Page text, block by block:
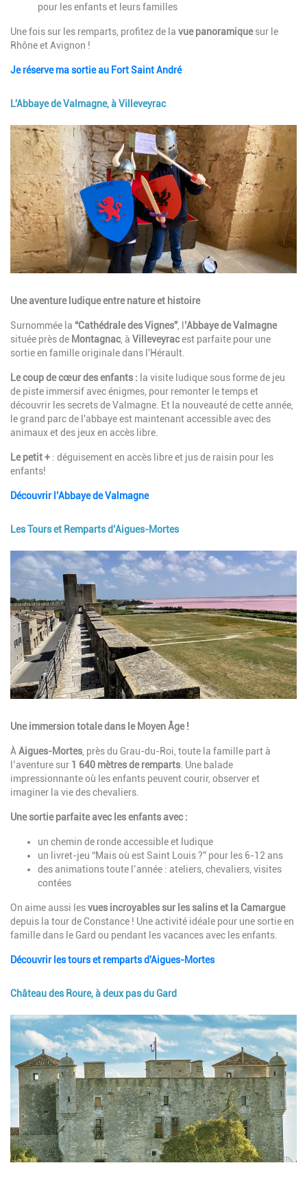
pour les enfants et leurs familles
Une fois sur les remparts, profitez de la vue panoramiquesur le
Rhône et Avignon !
Je réserve ma sortie au Fort Saint André
L'Abbaye de Valmagne, à Villeveyrac
Image
Description
Une aventure ludique entre nature et histoire
Surnommée la “Cathédrale des Vignes”
’Abbaye de Valmagne
située près de Montagnac, à Villeveyracest parfaite pour une
sortie en famille originale dans l'Hérault.
Le coup de cœur des enfants : la visite ludique sous forme de jeu
de piste immersif avec énigmes, pour remonter le temps et
découvrir les secrets de Valmagne. Et la nouveauté de cette année,
le grand parc de l'abbaye est maintenant accessible avec des
animaux et des jeux en accès libre.
Le petit + : déguisement en accès libre et jus de raisin pour les
enfants!
Découvrir l ’Abbaye de Valmagne
Les Tours et Remparts d’Aigues-Mortes
Image
Description
Une immersion totale dans le Moyen Âge !
À Aigues-Mortes , près du Grau-du-Roi, toute la famille part à
l’aventure sur 1 640 mètres de remparts . Une balade
impressionnante où les enfants peuvent courir, observer et
imaginer la vie des chevaliers.
Une sortie parfaite avec les enfants avec :
un chemin de ronde accessible et ludique
un livret-jeu “Mais où est Saint Louis ?” pour les 6-12 ans
des animations toute l’année : ateliers, chevaliers, visites
contées
On aime aussi lesvues incroyables sur les salins et la Camargue
depuis la tour de Constance ! Une activité idéale pour une sortie en
famille dans le Gard ou pendant les vacances avec les enfants.
Découvrir les tours et remparts d'Aigues-Mortes
Château des Roure, à deux pas du Gard
Image